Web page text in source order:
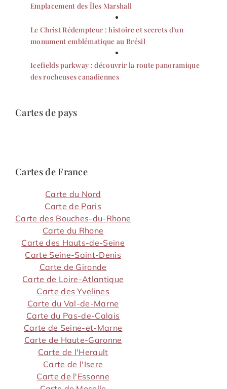
Emplacement des Îles Marshall
Le Christ Rédempteur : histoire et secrets d’un
monument emblématique au Brésil
Icefields parkway : découvrir la route panoramique
des rocheuses canadiennes
Cartes de pays
Cartes de France
Carte du Nord
Carte de Paris
Carte des Bouches-du-Rhone
Carte du Rhone
Carte des Hauts-de-Seine
Carte Seine-Saint-Denis
Carte de Gironde
Carte de Loire-Atlantique
Carte des Yvelines
Carte du Val-de-Marne
Carte du Pas-de-Calais
Carte de Seine-et-Marne
Carte de Haute-Garonne
Carte de l'Herault
Carte de l'Isere
Carte de l'Essonne